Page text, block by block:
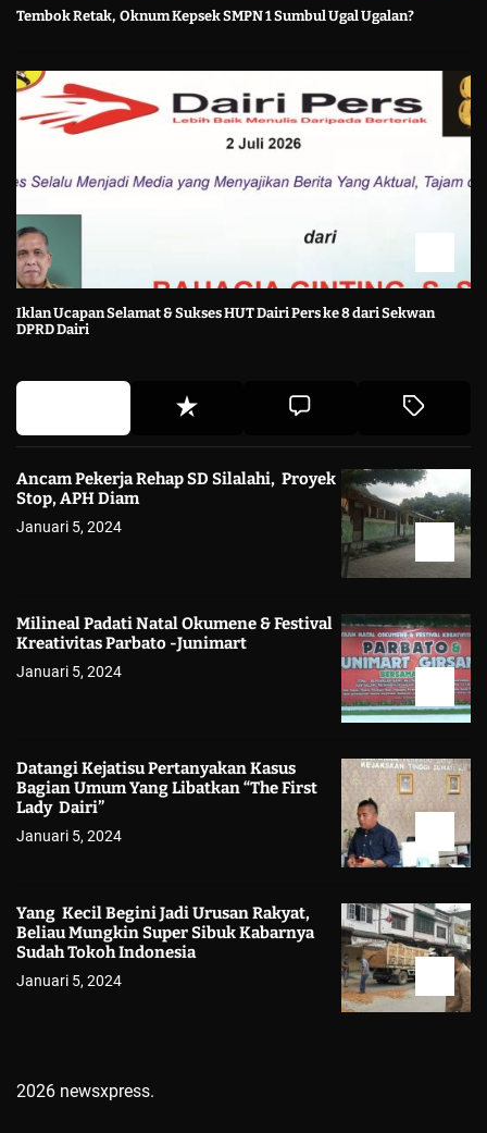
Tembok Retak, Oknum Kepsek SMPN 1 Sumbul Ugal Ugalan?
Iklan Ucapan Selamat & Sukses HUT Dairi Pers ke 8 dari Sekwan
DPRD Dairi
Ancam Pekerja Rehap SD Silalahi, Proyek
Stop, APH Diam
Januari 5, 2024
Milineal Padati Natal Okumene & Festival
Kreativitas Parbato -Junimart
Januari 5, 2024
Datangi Kejatisu Pertanyakan Kasus
Bagian Umum Yang Libatkan “The First
Lady Dairi”
Januari 5, 2024
Yang Kecil Begini Jadi Urusan Rakyat,
Beliau Mungkin Super Sibuk Kabarnya
Sudah Tokoh Indonesia
Januari 5, 2024
2026 newsxpress.